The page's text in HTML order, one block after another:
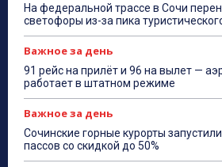
На федеральной трассе в Сочи
светофоры из-за пика
Важное за день
91 рейс на прилёт и 96 на вылет —
работает в штатном режиме
Важное за день
Сочинские горные курорты
пассов со скидкой до 50%